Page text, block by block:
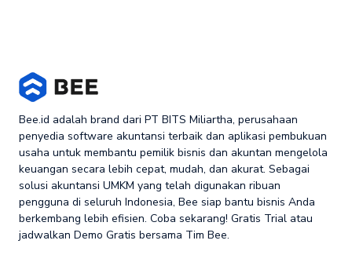
Bee.id adalah brand dari PT BITS Miliartha, perusahaan
penyedia software akuntansi terbaik dan aplikasi pembukuan
usaha untuk membantu pemilik bisnis dan akuntan mengelola
keuangan secara lebih cepat, mudah, dan akurat. Sebagai
solusi akuntansi UMKM yang telah digunakan ribuan
pengguna di seluruh Indonesia, Bee siap bantu bisnis Anda
berkembang lebih efisien. Coba sekarang! Gratis Trial atau
jadwalkan Demo Gratis bersama Tim Bee.